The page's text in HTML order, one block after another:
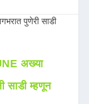
अख्या
साडी म्हणून